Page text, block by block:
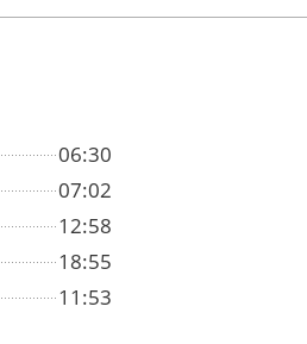
06:30
07:02
12:58
18:55
11:53